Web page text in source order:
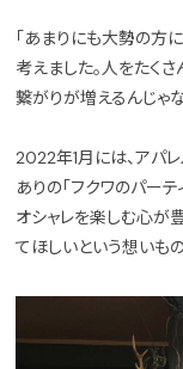
「あまりにも大勢の方
考えました。人をたく
繋がりが増えるんじゃ
2022年1月には、アパ
ありの「フクワのパーテ
オシャレを楽しむ心が
てほしいという想いもの